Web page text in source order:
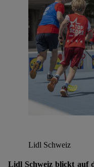
Lidl Schweiz
Lidl Schweiz blickt auf